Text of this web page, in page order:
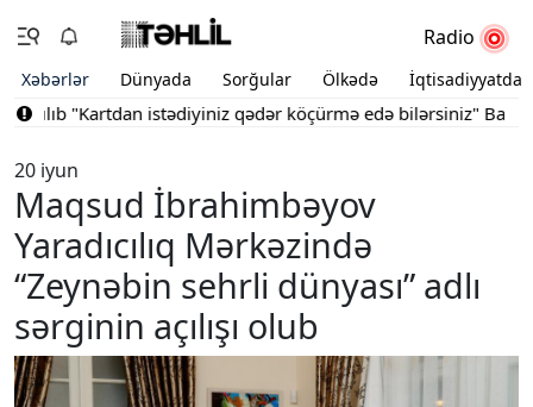
Radio
Xəbərlər Dünyada Sorğular Ölkədə İqtisadiyyatda
"Kartdan istədiyiniz qədər köçürmə edə bilərsiniz" Bakının
20 iyun
Maqsud İbrahimbəyov
Yaradıcılıq Mərkəzində
“Zeynəbin sehrli dünyası” adlı
sərginin açılışı olub